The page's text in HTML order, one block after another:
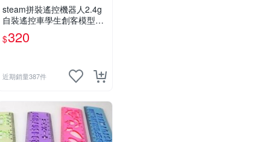
steam拼裝遙控機器人2.4g
自裝遙控車學生創客模型科
教玩具 推薦推薦締造W
$320
近期銷量387件